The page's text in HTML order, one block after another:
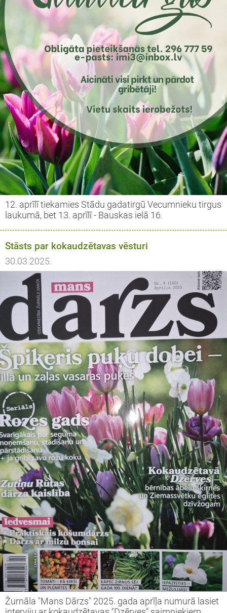
12. aprīlī tiekamies Stādu gadatirgū Vecumnieku tirgus
laukumā, bet 13. aprīlī - Bauskas ielā 16.
Stāsts par kokaudzētavas vēsturi
30.03.2025.
Žurnāla "Mans Dārzs" 2025. gada aprīļa numurā lasiet